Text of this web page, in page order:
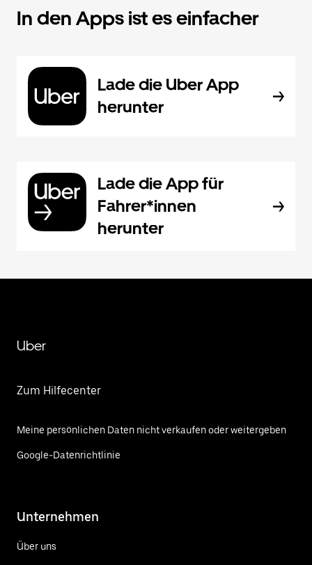
In den Apps ist es einfacher
Lade die Uber App
herunter
Lade die App für
Fahrer*innen
herunter
Uber
Zum Hilfecenter
Meine persönlichen Daten nicht verkaufen oder weitergeben
Google-Datenrichtlinie
Unternehmen
Über uns